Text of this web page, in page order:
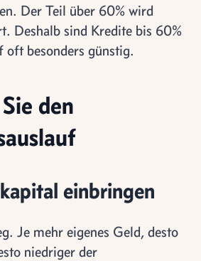
Der Teil über 60% wird
Deshalb sind Kredite bis 60%
oft besonders günstig.
den
einbringen
Je mehr eigenes Geld, desto
niedriger der